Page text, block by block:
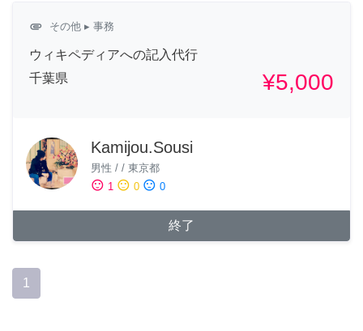
attachment その他 ▸ 事務
ウィキペディアへの記入代行
千葉県
¥5,000
Kamijou.Sousi
男性 / / 東京都
sentiment_satisfied 1 sentiment_neutral 0 sentiment_dissatisfied 0
終了
1